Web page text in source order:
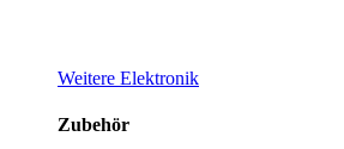
Weitere Elektronik
Zubehör